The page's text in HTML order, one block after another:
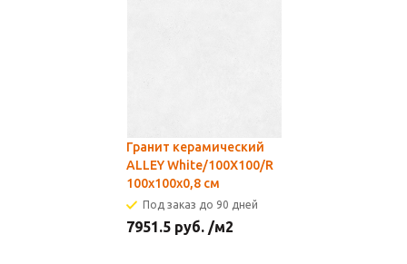
Гранит керамический
ALLEY White/100X100/R
100x100x0,8 см
Под заказ до 90 дней
7951.5 руб. /м2